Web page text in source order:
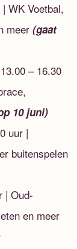
WK Voetbal,
meer (gaat
– 16.30
10 juni)
uur |
buitenspelen
| Oud-
en meer